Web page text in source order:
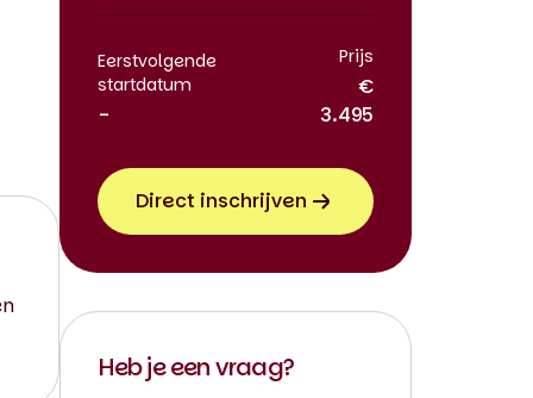
Eerstvolgende
startdatum
-
Prijs
€
3.495
Direct inschrijven
Heb je een vraag?